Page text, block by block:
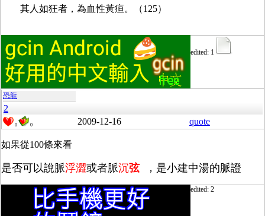
其人如狂者，為血性黃疸。（125）
edited: 1
恐龍
2
0 0 2009-12-16 quote
如果從100條來看
是否可以說脈浮澀或者脈沉弦 ，是小建中湯的脈證
edited: 2